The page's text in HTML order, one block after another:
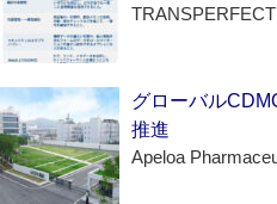
グローバル
推進
Apeloa